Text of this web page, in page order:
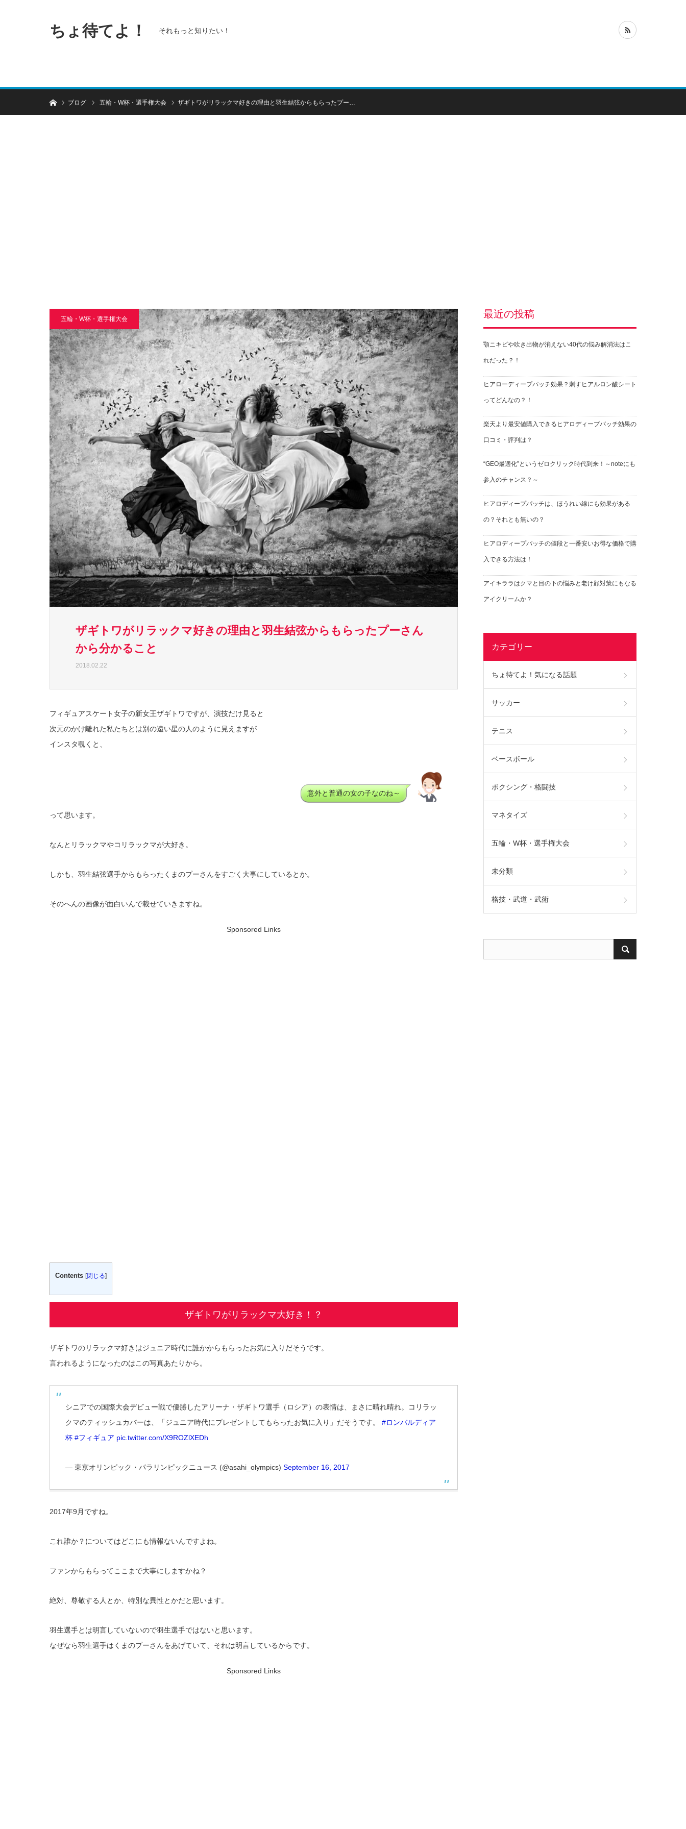
ちょ待てよ！ それもっと知りたい！
ホームブログ 五輪・W杯・選手権大会 ザギトワがリラックマ好きの理由と羽生結弦からもらったプー…
五輪・W杯・選手権大会
ザギトワがリラックマ好きの理由と羽生結弦からもらったプーさん
から分かること
2018.02.22
フィギュアスケート女子の新女王ザギトワですが、演技だけ見ると
次元のかけ離れた私たちとは別の遠い星の人のように見えますが
インスタ覗くと、
意外と普通の女の子なのね～
って思います。
なんとリラックマやコリラックマが大好き。
しかも、羽生結弦選手からもらったくまのプーさんをすごく大事にしているとか。
そのへんの画像が面白いんで載せていきますね。
Sponsored Links
Contents [閉じる]
ザギトワがリラックマ大好き！？
ザギトワのリラックマ好きはジュニア時代に誰かからもらったお気に入りだそうです。
言われるようになったのはこの写真あたりから。
シニアでの国際大会デビュー戦で優勝したアリーナ・ザギトワ選手（ロシア）の表情は、まさに晴れ晴れ。コリラッ
クマのティッシュカバーは、「ジュニア時代にプレゼントしてもらったお気に入り」だそうです。 #ロンバルディア
杯 #フィギュア pic.twitter.com/X9ROZlXEDh
— 東京オリンピック・パラリンピックニュース (@asahi_olympics) September 16, 2017
2017年9月ですね。
これ誰か？についてはどこにも情報ないんですよね。
ファンからもらってここまで大事にしますかね？
絶対、尊敬する人とか、特別な異性とかだと思います。
羽生選手とは明言していないので羽生選手ではないと思います。
なぜなら羽生選手はくまのプーさんをあげていて、それは明言しているからです。
Sponsored Links
最近の投稿
顎ニキビや吹き出物が消えない40代の悩み解消法はこ
れだった？！
ヒアローディープパッチ効果？刺すヒアルロン酸シート
ってどんなの？！
楽天より最安値購入できるヒアロディープパッチ効果の
口コミ・評判は？
“GEO最適化”というゼロクリック時代到来！～noteにも
参入のチャンス？～
ヒアロディープパッチは、ほうれい線にも効果がある
の？それとも無いの？
ヒアロディープパッチの値段と一番安いお得な価格で購
入できる方法は！
アイキララはクマと目の下の悩みと老け顔対策にもなる
アイクリームか？
カテゴリー
ちょ待てよ！気になる話題
サッカー
テニス
ベースボール
ボクシング・格闘技
マネタイズ
五輪・W杯・選手権大会
未分類
格技・武道・武術